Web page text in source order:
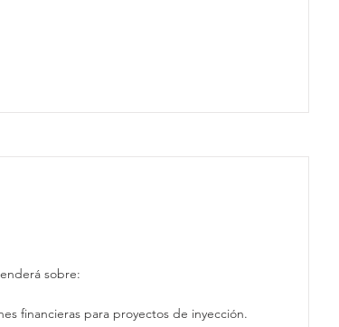
sobre:
financieras para proyectos de inyección.